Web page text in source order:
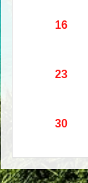
16
23
30